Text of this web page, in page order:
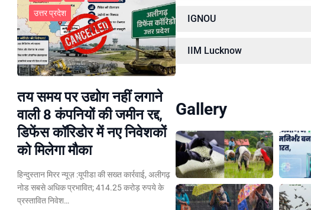
उत्तर प्रदेश
तय समय पर उद्योग नहीं लगाने
वाली 8 कंपनियों की जमीन रद्द,
डिफेंस कॉरिडोर में नए निवेशकों
को मिलेगा मौका
हिन्दुस्तान मिरर न्यूज़ :यूपीडा की सख्त कार्रवाई, अलीगढ़
नोड सबसे अधिक प्रभावित; 414.25 करोड़ रुपये के
प्रस्तावित निवेश…
IGNOU
IIM Lucknow
Gallery